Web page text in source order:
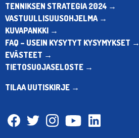
TENNIKSEN STRATEGIA 2024 →
VASTUULLISUUSOHJELMA →
KUVAPANKKI →
FAQ – USEIN KYSYTYT KYSYMYKSET →
EVÄSTEET →
TIETOSUOJASELOSTE →
TILAA UUTISKIRJE →